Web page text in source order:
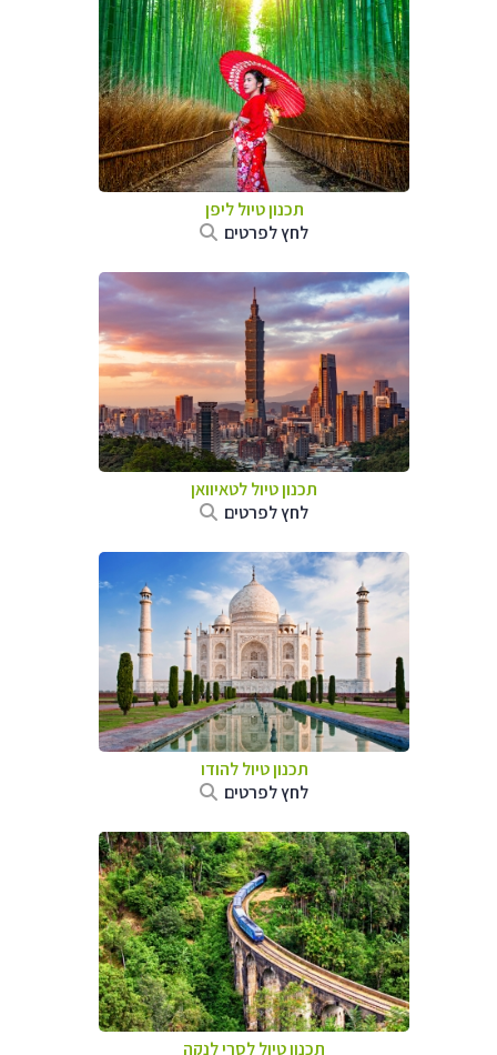
תכנון טיולליפן
לחץ לפרטים
תכנון טיוללטאיוואן
לחץ לפרטים
תכנון טיוללהודו
לחץ לפרטים
תכנון טיוללסרי לנקה